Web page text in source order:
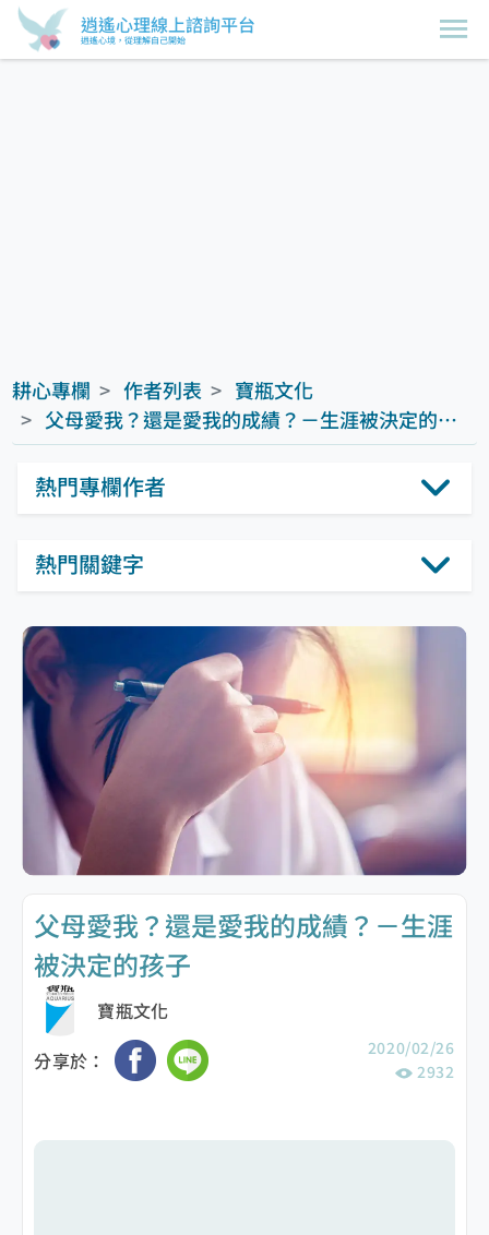
逍遙心理線上諮詢平台
逍遙心境，從理解自己開始
父母愛我？還是愛我的成績？－生涯
被決定的孩子
寶瓶文化
分享於：
2020/02/26
2932
熱門關鍵字
熱門專欄作者
耕心專欄 作者列表
寶瓶文化
父母愛我？還是愛我的成績？－生涯被決定的孩子